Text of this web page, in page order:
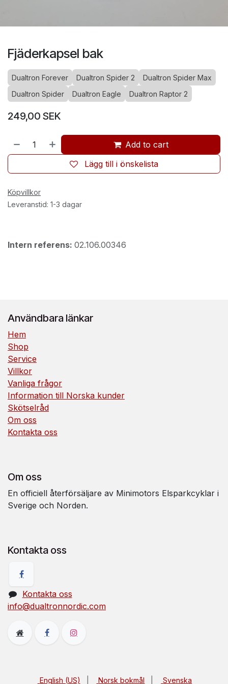
Fjäderkapsel bak
Dualtron Forever Dualtron Spider 2
Dualtron Spider Max
Dualtron Spider
Dualtron Eagle Dualtron Raptor 2
249,00 SEK
Add to cart
Lägg till i önskelista
Köpvillkor
Leveranstid: 1-3 dagar
Intern referens: 02.106.00346
Användbara länkar
Hem
Shop
Service
Villkor
Vanliga frågor
Information till Norska kunder
Skötselråd
Om oss
Kontakta oss
Om oss
En officiell återförsäljare av Minimotors Elsparkcyklar i
Sverige och Norden.
Kontakta oss
Kontakta oss
info@dualtronnordic.com
English (US) Norsk bokmål Svenska